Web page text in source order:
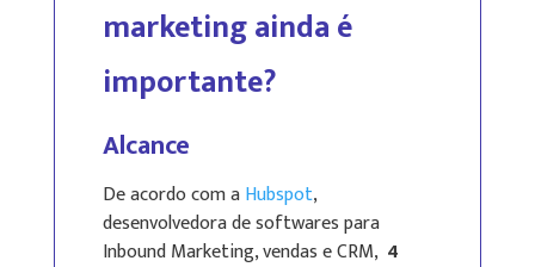
marketing ainda é
importante?
Alcance
De acordo com aHubspot,
desenvolvedora de softwares para
Inbound Marketing, vendas e CRM, 4